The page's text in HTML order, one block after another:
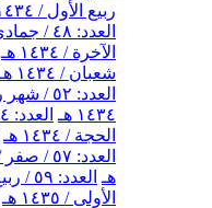
ربيع الأول / ١٤٣٤ هـ
العدد: ٤٨ / جمادى الأولى / ١٤٣٤ هـ
الآخرة / ١٤٣٤ هـ
شعبان / ١٤٣٤ هـ
العدد: ٥٢ / شهر رمضان / ١٤٣٤ هـ
١٤٣٤ هـ
العدد: ٥٤ / ذو القعدة / ١٤٣٤ هـ
الحجة / ١٤٣٤ هـ
العدد: ٥٧ / صفر / ١٤٣٥ هـ
هـ العدد: ٥٩ / ربيع الثاني / ١٤٣٥ هـ
الأولى / ١٤٣٥ هـ